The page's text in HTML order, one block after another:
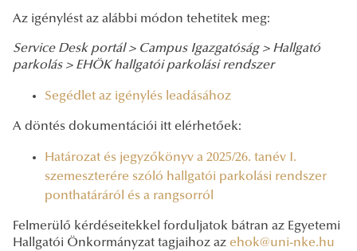
Az igénylést az alábbi módon tehetitek meg:
Service Desk portál > Campus Igazgatóság > Hallgató
parkolás > EHÖK hallgatói parkolási rendszer
Segédlet az igénylés leadásához
A döntés dokumentációi itt elérhetőek:
Határozat és jegyzőkönyv a 2025/26. tanév I.
szemeszterére szóló hallgatói parkolási rendszer
ponthatáráról és a rangsorról
Felmerülő kérdéseitekkel forduljatok bátran az Egyetemi
Hallgatói Önkormányzat tagjaihoz az ehok@uni-nke.hu